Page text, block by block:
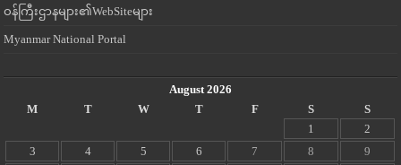
ဝန်ကြီးဌာနများ၏WebSiteများ
Myanmar National Portal
August 2026
M
T W T F S
S
1
2
3
4 5 6 7 8
9